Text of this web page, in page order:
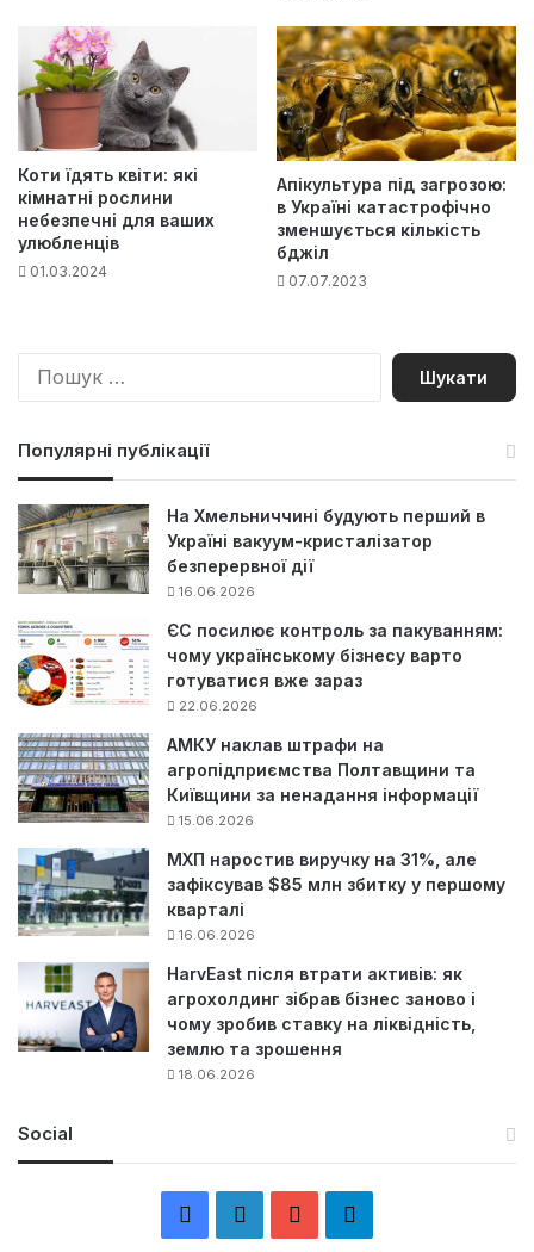
Коти їдять квіти: які
кімнатні рослини
небезпечні для ваших
улюбленців
01.03.2024
Апікультура під загрозою:
в Україні катастрофічно
зменшується кількість
бджіл
07.07.2023
П
Популярні публікації
На Хмельниччині будують перший в
Україні вакуум-кристалізатор
безперервної дії
16.06.2026
ЄС посилює контроль за пакуванням:
чому українському бізнесу варто
готуватися вже зараз
22.06.2026
АМКУ наклав штрафи на
агропідприємства Полтавщини та
Київщини за ненадання інформації
15.06.2026
МХП наростив виручку на 31%, але
зафіксував $85 млн збитку у першому
кварталі
16.06.2026
HarvEast після втрати активів: як
агрохолдинг зібрав бізнес заново і
чому зробив ставку на ліквідність,
землю та зрошення
18.06.2026
Social